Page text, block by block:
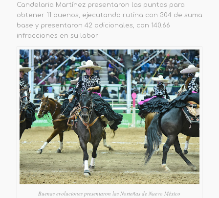
Candelaria Martínez presentaron las puntas para
obtener 11 buenos, ejecutando rutina con 304 de suma
base y presentaron 42 adicionales, con 140.66
infracciones en su labor.
Buenas evoluciones presentaron las Norteñas de Nuevo México